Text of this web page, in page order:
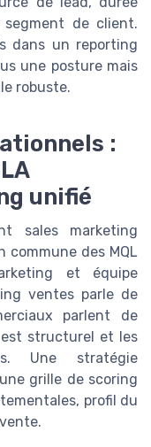
de client.
dans un reporting
une posture mais
robuste.
:
unifié
sales marketing
des MQL
et équipe
ventes parle de
parlent de
structurel et les
Une stratégie
grille de scoring
profil du